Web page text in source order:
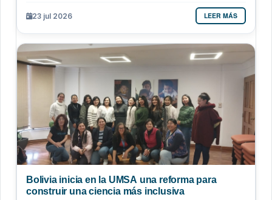
23 jul 2026 LEER MÁS
Bolivia inicia en la UMSA una reforma para
construir una ciencia más inclusiva